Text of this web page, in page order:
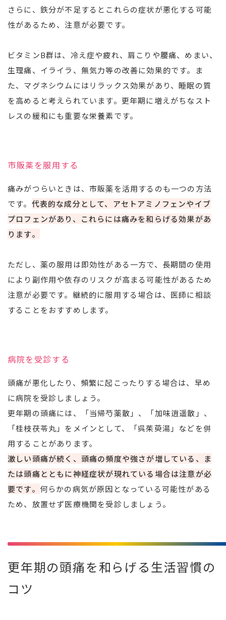
さらに、鉄分が不足するとこれらの症状が悪化する可能
性があるため、注意が必要です。
ビタミンB群は、冷え症や疲れ、肩こりや腰痛、めまい、
生理痛、イライラ、無気力等の改善に効果的です。ま
た、マグネシウムにはリラックス効果があり、睡眠の質
を高めると考えられています。更年期に増えがちなスト
レスの緩和にも重要な栄養素です。
市販薬を服用する
痛みがつらいときは、市販薬を活用するのも一つの方法
です。 代表的な成分として、アセトアミノフェンやイブ
プロフェンがあり、これらには痛みを和らげる効果があ
ります。
ただし、薬の服用は即効性がある一方で、長期間の使用
により副作用や依存のリスクが高まる可能性があるため
注意が必要です。継続的に服用する場合は、医師に相談
することをおすすめします。
病院を受診する
頭痛が悪化したり、頻繁に起こったりする場合は、早め
に病院を受診しましょう。
更年期の頭痛には、「当帰芍薬散」、「加味逍遥散」、
「桂枝茯苓丸」をメインとして、「呉茱萸湯」などを併
用することがあります。
激しい頭痛が続く、頭痛の頻度や強さが増している、ま
たは頭痛とともに神経症状が現れている場合は注意が必
要です。 何らかの病気が原因となっている可能性がある
ため、放置せず医療機関を受診しましょう。
更年期の頭痛を和らげる生活習慣の
コツ